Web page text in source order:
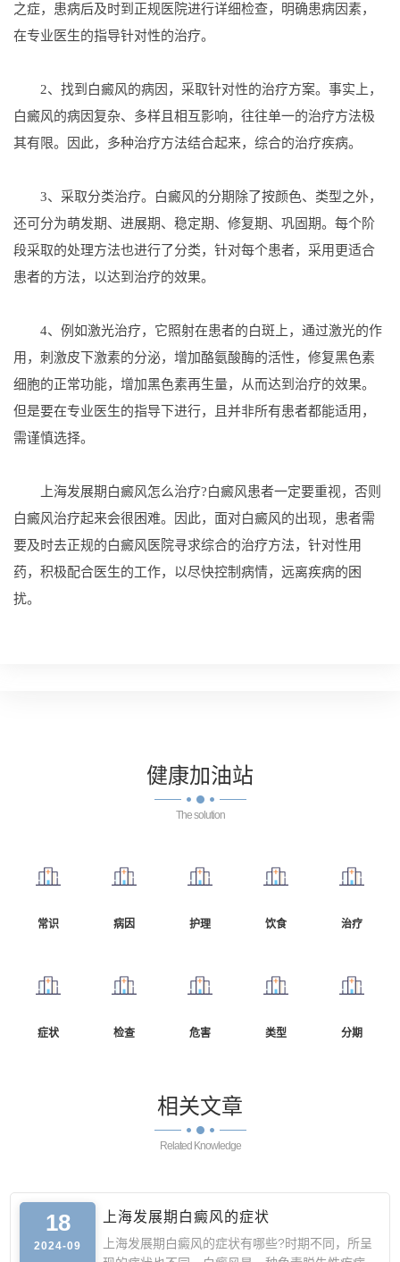
之症，患病后及时到正规医院进行详细检查，明确患病因素，
在专业医生的指导针对性的治疗。
2、找到白癜风的病因，采取针对性的治疗方案。事实上，
白癜风的病因复杂、多样且相互影响，往往单一的治疗方法极
其有限。因此，多种治疗方法结合起来，综合的治疗疾病。
3、采取分类治疗。白癜风的分期除了按颜色、类型之外，
还可分为萌发期、进展期、稳定期、修复期、巩固期。每个阶
段采取的处理方法也进行了分类，针对每个患者，采用更适合
患者的方法，以达到治疗的效果。
4、例如激光治疗，它照射在患者的白斑上，通过激光的作
用，刺激皮下激素的分泌，增加酪氨酸酶的活性，修复黑色素
细胞的正常功能，增加黑色素再生量，从而达到治疗的效果。
但是要在专业医生的指导下进行，且并非所有患者都能适用，
需谨慎选择。
上海发展期白癜风怎么治疗?白癜风患者一定要重视，否则
白癜风治疗起来会很困难。因此，面对白癜风的出现，患者需
要及时去正规的白癜风医院寻求综合的治疗方法，针对性用
药，积极配合医生的工作，以尽快控制病情，远离疾病的困
扰。
健康加油站
The solution
常识 病因 护理 饮食 治疗
症状 检查 危害 类型 分期
相关文章
Related Knowledge
18
2024-09
上海发展期白癜风的症状
上海发展期白癜风的症状有哪些?时期不同，所呈